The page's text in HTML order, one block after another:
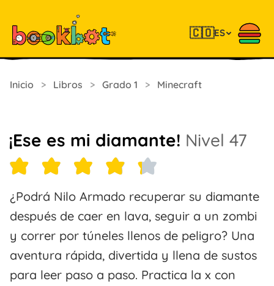
🇨🇴ES
Inicio > Libros > Grado 1 > Minecraft
¡Ese es mi diamante! Nivel 47
¿Podrá Nilo Armado recuperar su diamante
después de caer en lava, seguir a un zombi
y correr por túneles llenos de peligro? Una
aventura rápida, divertida y llena de sustos
para leer paso a paso. Practica la x con